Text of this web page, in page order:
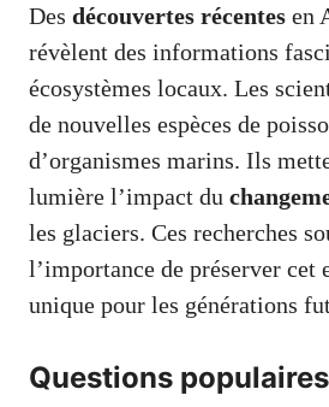
Des découvertes récentes en
révèlent des informations
écosystèmes locaux. Les
de nouvelles espèces de
d’organismes marins. Ils
lumière l’impact du
les glaciers. Ces recherches
l’importance de préserver cet
unique pour les générations
Questions populaires